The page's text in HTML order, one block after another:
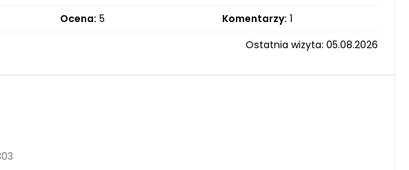
Ocena: 5 Komentarzy: 1
Ostatnia wizyta: 05.08.2026